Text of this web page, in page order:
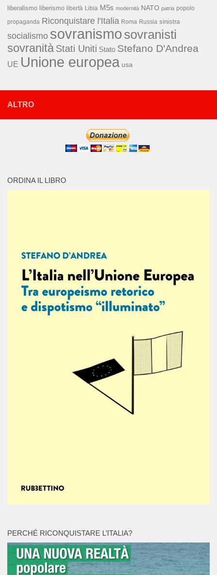
liberalismo liberismo libertà Libia M5s modernità NATO patria popolo
propaganda Riconquistare l'Italia Roma Russia sinistra
socialismo sovranismo sovranisti
sovranità Stati Uniti Stato Stefano D'Andrea
UE Unione europea usa
ALTRO
ORDINA IL LIBRO
PERCHÉ RICONQUISTARE L’ITALIA?